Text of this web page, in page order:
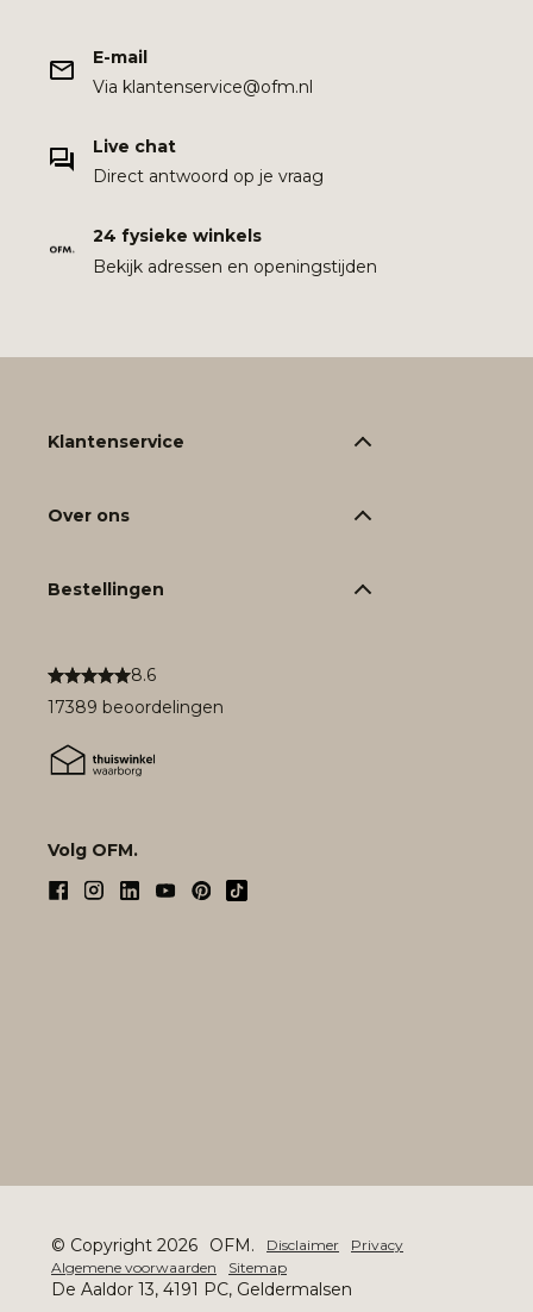
E-mail
Via klantenservice@ofm.nl
Live chat
Direct antwoord op je vraag
24 fysieke winkels
Bekijk adressen en openingstijden
8.6
17389 beoordelingen
Volg OFM.
Klantenservice
Over ons
Bestellingen
© Copyright 2026 OFM. Disclaimer
Privacy
Algemene voorwaarden
Sitemap
De Aaldor 13, 4191 PC, Geldermalsen